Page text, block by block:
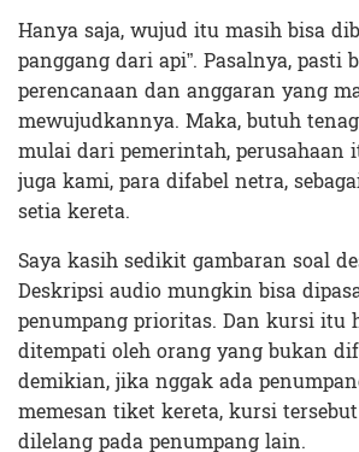
Hanya saja, wujud itu masih bisa
panggang dari api”. Pasalnya, pasti
perencanaan dan anggaran yang
mewujudkannya. Maka, butuh
mulai dari pemerintah, perusahaan
juga kami, para difabel netra,
setia kereta.
Saya kasih sedikit gambaran soal
Deskripsi audio mungkin bisa
penumpang prioritas. Dan kursi itu
ditempati oleh orang yang bukan
demikian, jika nggak ada
memesan tiket kereta, kursi
dilelang pada penumpang lain.